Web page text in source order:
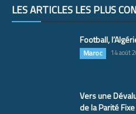
LES ARTICLES LES PLUS
Football,
Maroc 14 août
Vers une
de la Parité Fixe